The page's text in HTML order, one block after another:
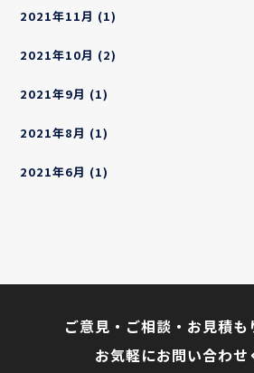
2021年11月 (1)
2021年10月 (2)
2021年9月 (1)
2021年8月 (1)
2021年6月 (1)
ご意見・ご相談・お見積
お気軽にお問い合わせ